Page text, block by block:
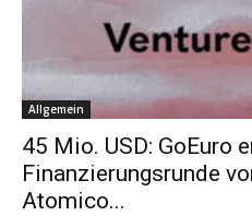
Allgemein
45 Mio. USD: GoEuro
Finanzierungsrunde
Atomico...